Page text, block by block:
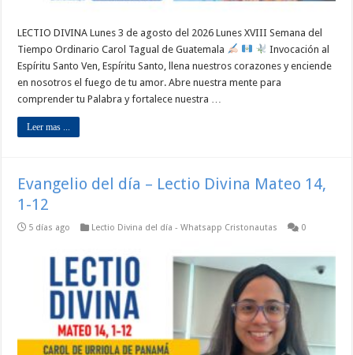
LECTIO DIVINA Lunes 3 de agosto del 2026 Lunes XVIII Semana del
Tiempo Ordinario Carol Tagual de Guatemala
Invocación al
Espíritu Santo Ven, Espíritu Santo, llena nuestros corazones y enciende
en nosotros el fuego de tu amor. Abre nuestra mente para
comprender tu Palabra y fortalece nuestra …
Leer mas ...
Evangelio del día – Lectio Divina Mateo 14,
1-12
5 días ago Lectio Divina del día - Whatsapp Cristonautas 0